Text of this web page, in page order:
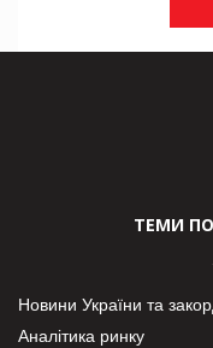
ТЕМИ
Новини України та
Аналітика ринку